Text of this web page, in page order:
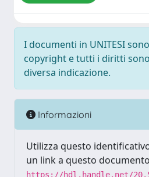
I documenti in UNITESI
copyright e tutti i diritti
diversa indicazione.
Informazioni
Utilizza questo
un link a questo
https://hdl.handle.net/